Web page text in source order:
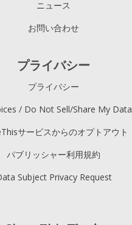
ニュース
お問い合わせ
プライバシー
プライバシー
/ Do Not Sell/Share My Data
サービスからのオプトアウト
パブリッシャー利用規約
Subject Privacy Request